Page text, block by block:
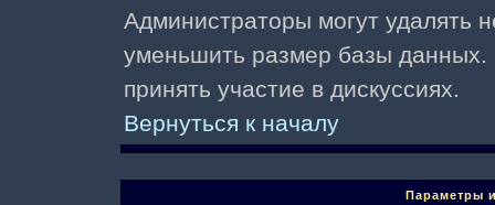
Администраторы могут удалять
уменьшить размер базы данных.
принять участие в дискуссиях.
Вернуться к началу
Параметры